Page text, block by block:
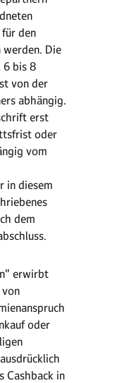
für den
Die
6 bis 8
von der
abhängig.
erst
oder
vom
in diesem
dem
erwirbt
oder
Cashback in